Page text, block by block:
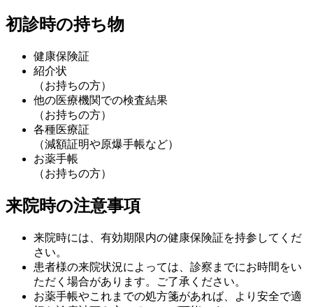
初診時の持ち物
健康保険証
紹介状
（お持ちの方）
他の医療機関での検査結果
（お持ちの方）
各種医療証
（減額証明や原爆手帳など）
お薬手帳
（お持ちの方）
来院時の注意事項
来院時には、有効期限内の健康保険証を持参してくだ
さい。
患者様の来院状況によっては、診察までにお時間をい
ただく場合があります。ご了承ください。
お薬手帳やこれまでの処方箋があれば、より安全で適